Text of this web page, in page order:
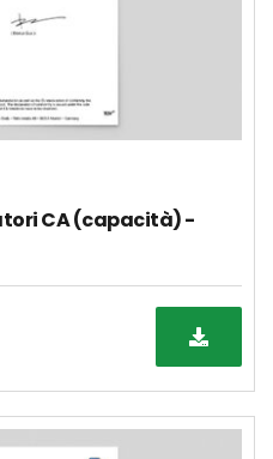
CA (capacità) -